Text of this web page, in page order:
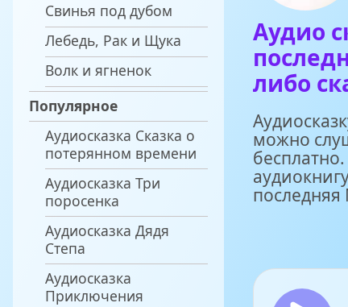
Свинья под дубом
Лебедь, Рак и Щука
Волк и ягненок
Популярное
Аудиосказка Сказка о
потерянном времени
Аудиосказка Три
поросенка
Аудиосказка Дядя
Степа
Аудиосказка
Приключения
Аудио
либо
можно